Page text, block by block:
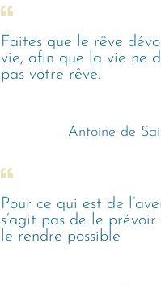
Faites que le rêve
vie, afin que la vie ne
pas votre rêve.
Antoine de
Pour ce qui est de
s’agit pas de le prévoir
le rendre possible